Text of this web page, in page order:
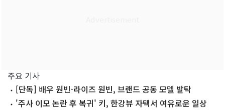
주요 기사
[단독] 배우 원빈·라이즈 원빈, 브랜드 공동 모델 발탁
'주사 이모 논란 후 복귀' 키, 한강뷰 자택서 여유로운 일상